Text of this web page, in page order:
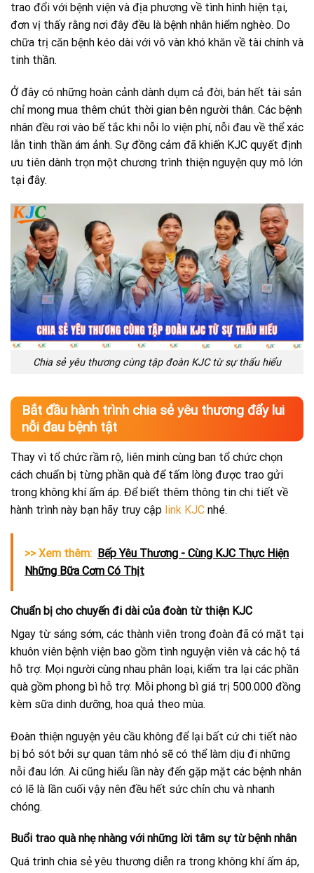
trao đổi với bệnh viện và địa phương về tình hình hiện tại,
đơn vị thấy rằng nơi đây đều là bệnh nhân hiểm nghèo. Do
chữa trị căn bệnh kéo dài với vô vàn khó khăn về tài chính và
tinh thần.
Ở đây có những hoàn cảnh dành dụm cả đời, bán hết tài sản
chỉ mong mua thêm chút thời gian bên người thân. Các bệnh
nhân đều rơi vào bế tắc khi nỗi lo viện phí, nỗi đau về thể xác
lẫn tinh thần ám ảnh. Sự đồng cảm đã khiến KJC quyết định
ưu tiên dành trọn một chương trình thiện nguyện quy mô lớn
tại đây.
Chia sẻ yêu thương cùng tập đoàn KJC từ sự thấu hiểu
Bắt đầu hành trình chia sẻ yêu thương đẩy lui
nỗi đau bệnh tật
Thay vì tổ chức rầm rộ, liên minh cùng ban tổ chức chọn
cách chuẩn bị từng phần quà để tấm lòng được trao gửi
trong không khí ấm áp. Để biết thêm thông tin chi tiết về
hành trình này bạn hãy truy cập link KJC nhé.
>> Xem thêm: Bếp Yêu Thương - Cùng KJC Thực Hiện
Những Bữa Cơm Có Thịt
Chuẩn bị cho chuyến đi dài của đoàn từ thiện KJC
Ngay từ sáng sớm, các thành viên trong đoàn đã có mặt tại
khuôn viên bệnh viện bao gồm tình nguyện viên và các hộ tá
hỗ trợ. Mọi người cùng nhau phân loại, kiểm tra lại các phần
quà gồm phong bì hỗ trợ. Mỗi phong bì giá trị 500.000 đồng
kèm sữa dinh dưỡng, hoa quả theo mùa.
Đoàn thiện nguyện yêu cầu không để lại bất cứ chi tiết nào
bị bỏ sót bởi sự quan tâm nhỏ sẽ có thể làm dịu đi những
nỗi đau lớn. Ai cũng hiểu lần này đến gặp mặt các bệnh nhân
có lẽ là lần cuối vậy nên đều hết sức chỉn chu và nhanh
chóng.
Buổi trao quà nhẹ nhàng với những lời tâm sự từ bệnh nhân
Quá trình chia sẻ yêu thương diễn ra trong không khí ấm áp,